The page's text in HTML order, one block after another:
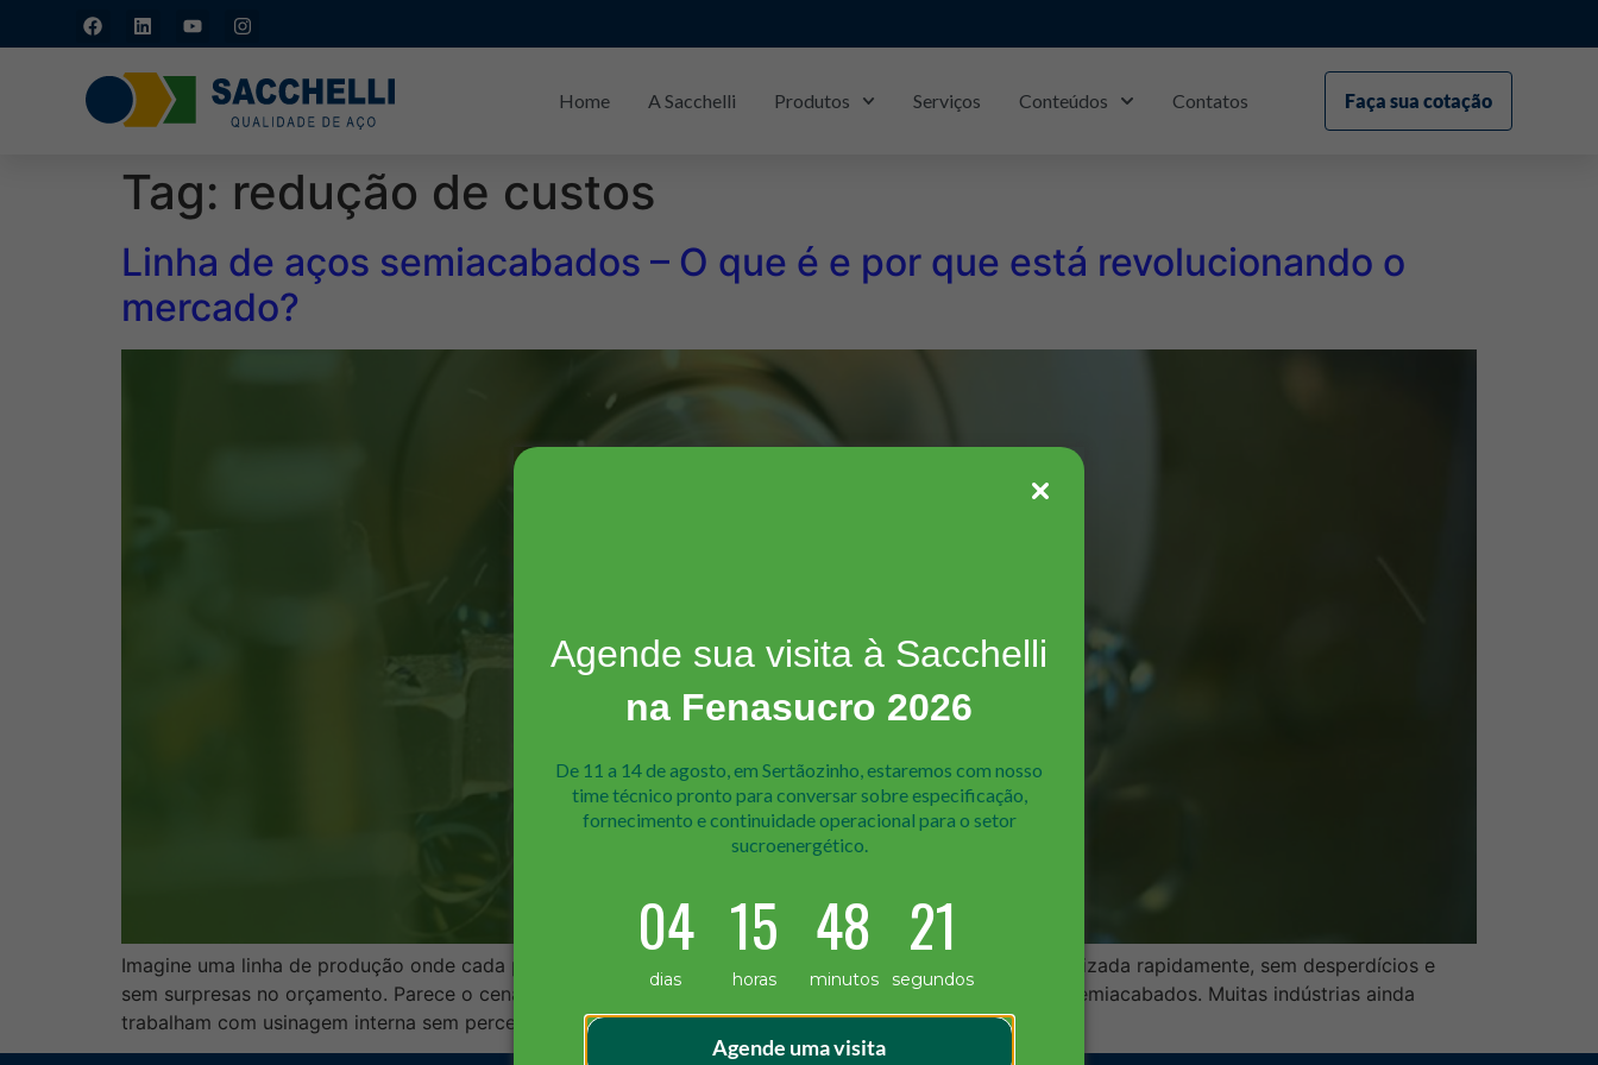
Agende sua visita à Sacchelli
na Fenasucro 2026
De 11 a 14 de agosto, em Sertãozinho, estaremos com nosso
time técnico pr onto para conversar sobre especificação,
fornecimento e continuidade operacional para o setor
sucroenergético.
04
dias
15
horas
48
minutos
21
segundos
Agende uma visita
Home A Sacchelli Produtos Serviços Conteúdos Contatos Faça sua cotação
Tag: redução de custos
Linha de aços semiacabados – O que é e por que está revolucionando o
mercado?
Imagine uma linha de produção onde cada peça já chega com um nível de acabamento ideal para ser finalizada rapidamente, sem desperdícios e
sem surpresas no orçamento. Parece o cenário perfeito? Pois é exatamente essa a proposta da linha de semiacabados. Muitas indústrias ainda
trabalham com usinagem interna sem perceber os custos ocultos dessa escolha. […]